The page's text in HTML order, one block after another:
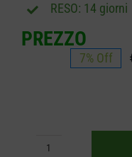
RESO: 14 giorni
PREZZO
7% Off